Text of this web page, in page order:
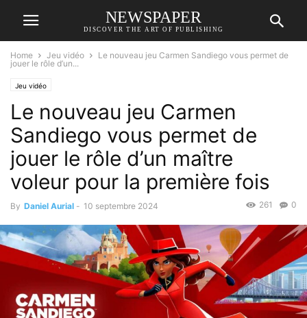
NEWSPAPER
DISCOVER THE ART OF PUBLISHING
Home Jeu vidéo
Le nouveau jeu Carmen Sandiego vous permet de
jouer le rôle d’un...
Jeu vidéo
Le nouveau jeu Carmen
Sandiego vous permet de
jouer le rôle d’un maître
voleur pour la première fois
By Daniel Aurial - 10 septembre 2024 0
261